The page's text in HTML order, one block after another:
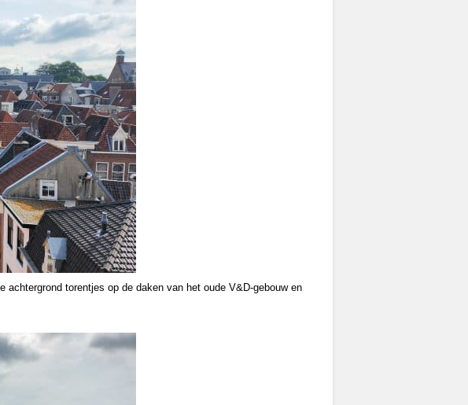
torentjes op de daken van het oude V&D-gebouw en